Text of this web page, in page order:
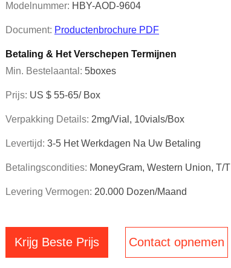
Modelnummer: HBY-AOD-9604
Document: Productenbrochure PDF
Betaling & Het Verschepen Termijnen
Min. Bestelaantal: 5boxes
Prijs: US $ 55-65/ Box
Verpakking Details: 2mg/vial, 10vials/box
Levertijd: 3-5 Het Werkdagen Na Uw Betaling
Betalingscondities: MoneyGram, Western Union, T/T
Levering Vermogen: 20.000 Dozen/maand
Krijg Beste Prijs Contact opnemen